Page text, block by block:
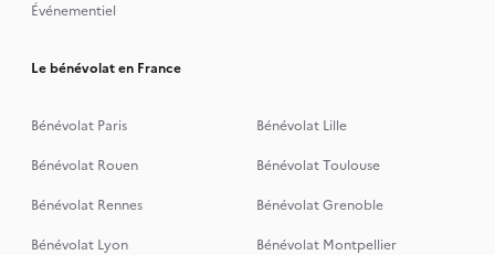
Événementiel
Le bénévolat en France
Bénévolat Paris
Bénévolat Lille
Bénévolat Rouen
Bénévolat Toulouse
Bénévolat Rennes
Bénévolat Grenoble
Bénévolat Lyon
Bénévolat Montpellier